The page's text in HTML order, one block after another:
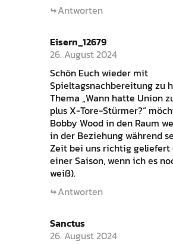
Antworten
Eisern_12679
26. August 2024
Schön Euch wieder mit
Spieltagsnachbereitung zu
Thema „Wann hatte Union
plus X-Tore-Stürmer?“
Bobby Wood in den Raum
in der Beziehung während
Zeit bei uns richtig geliefert
einer Saison, wenn ich es
weiß).
Antworten
Sanctus
26. August 2024